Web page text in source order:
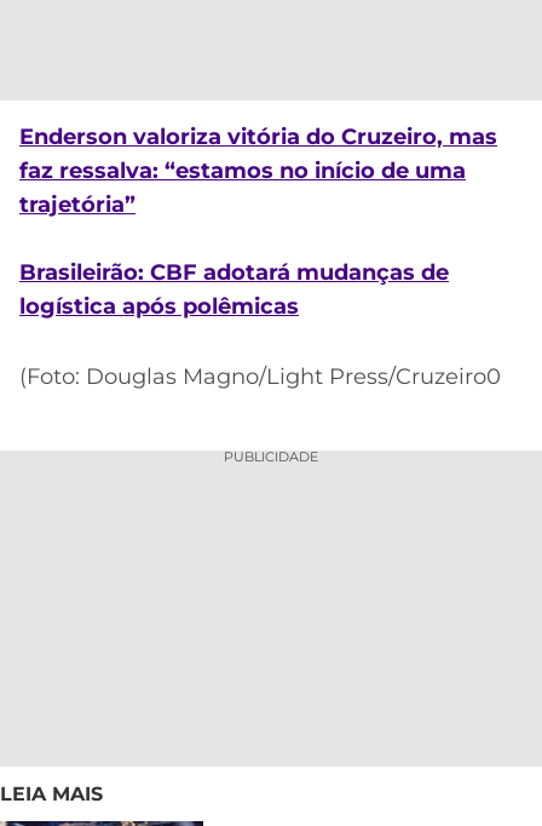
Enderson valoriza vitória do Cruzeiro, mas
faz ressalva: “estamos no início de uma
trajetória”
Brasileirão: CBF adotará mudanças de
logística após polêmicas
(Foto: Douglas Magno/Light Press/Cruzeiro0
PUBLICIDADE
LEIA MAIS